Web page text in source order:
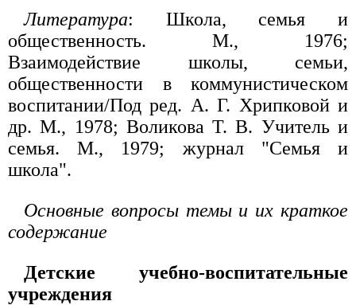
Литература: Школа, семья и
общественность. М., 1976;
Взаимодействие школы, семьи,
общественности в коммунистическом
воспитании/Под ред. А. Г. Хрипковой и
др. М., 1978; Воликова Т. В. Учитель и
семья. М., 1979; журнал "Семья и
школа".
Основные вопросы темы и их краткое
содержание
Детские учебно-воспитательные
учреждения